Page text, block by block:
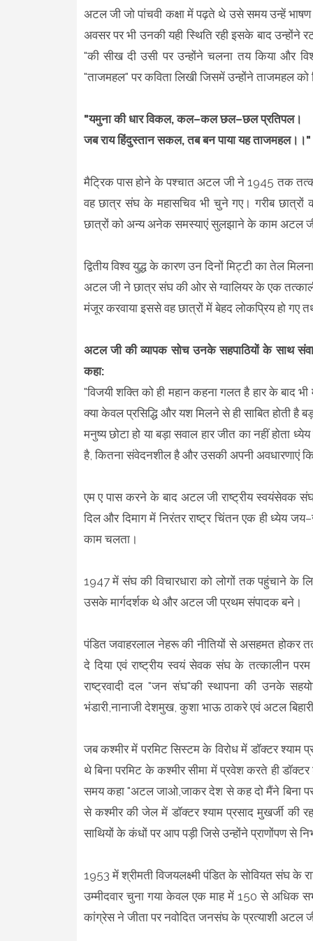
अटल जी जो पांचवी कक्षा में पढ़ते थे उसे समय उन्हें
अवसर पर भी उनकी यही स्थिति रही इसके बाद उन्होंने
"की सीख दी उसी पर उन्होंने चलना तय किया और
"ताजमहल" पर कविता लिखी जिसमें उन्होंने ताजमहल को
"यमुना की धार विकल, कल–कल छल–छल प्रतिपल।
जब राय हिंदुस्तान सकल, तब बन पाया यह ताजमहल।।"
मैट्रिक पास होने के पश्चात अटल जी ने 1945 तक
वह छात्र संघ के महासचिव भी चुने गए। गरीब छात्रों
छात्रों को अन्य अनेक समस्याएं सुलझाने के काम अटल
द्वितीय विश्व युद्ध के कारण उन दिनों मिट्टी का तेल
अटल जी ने छात्र संघ की ओर से ग्वालियर के एक
मंजूर करवाया इससे वह छात्रों में बेहद लोकप्रिय हो गए
अटल जी की व्यापक सोच उनके सहपाठियों के साथ
कहा:
"विजयी शक्ति को ही महान कहना गलत है हार के बाद
क्या केवल प्रसिद्धि और यश मिलने से ही साबित होती है
मनुष्य छोटा हो या बड़ा सवाल हार जीत का नहीं होता
है, कितना संवेदनशील है और उसकी अपनी अवधारणाएं
एम ए पास करने के बाद अटल जी राष्ट्रीय स्वयंसेवक
दिल और दिमाग में निरंतर राष्ट्र चिंतन एक ही ध्येय
काम चलता।
1947 में संघ की विचारधारा को लोगों तक पहुंचाने के
उसके मार्गदर्शक थे और अटल जी प्रथम संपादक बने।
पंडित जवाहरलाल नेहरू की नीतियों से असहमत होकर
दे दिया एवं राष्ट्रीय स्वयं सेवक संघ के तत्कालीन
राष्ट्रवादी दल "जन संघ"की स्थापना की उनके
भंडारी,नानाजी देशमुख, कुशा भाऊ ठाकरे एवं अटल
जब कश्मीर में परमिट सिस्टम के विरोध में डॉक्टर
थे बिना परमिट के कश्मीर सीमा में प्रवेश करते ही डॉक्टर
समय कहा "अटल जाओ,जाकर देश से कह दो मैंने बिना
से कश्मीर की जेल में डॉक्टर श्याम प्रसाद मुखर्जी की
साथियों के कंधों पर आप पड़ी जिसे उन्होंने प्राणोंपण से
1953 में श्रीमती विजयलक्ष्मी पंडित के सोवियत संघ के
उम्मीदवार चुना गया केवल एक माह में 150 से अधिक
कांग्रेस ने जीता पर नवोदित जनसंघ के प्रत्याशी अटल